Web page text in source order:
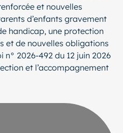
et nouvelles
d’enfants gravement
handicap, une protection
et de nouvelles obligations
2026-492 du 12 juin 2026
et l’accompagnement